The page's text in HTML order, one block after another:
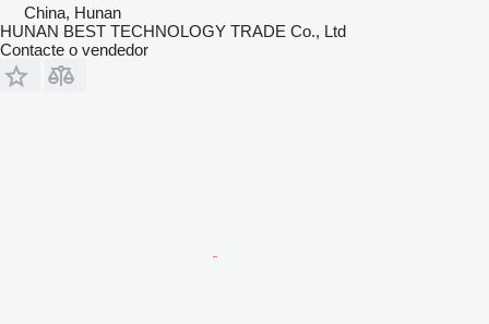
China, Hunan
HUNAN BEST TECHNOLOGY TRADE Co., Ltd
Contacte o vendedor